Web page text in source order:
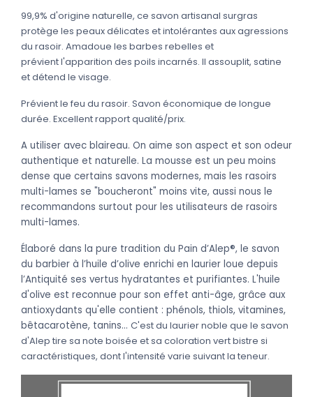
99,9% d'origine naturelle, ce savon artisanal surgras
protège les peaux délicates et intolérantes aux agressions
du rasoir. Amadoue les barbes rebelles et
prévient l'apparition des poils incarnés. Il assouplit, satine
et détend le visage.
Prévient le feu du rasoir. Savon économique de longue
durée. Excellent rapport qualité/prix.
A utiliser avec blaireau. On aime son aspect et son odeur
authentique et naturelle. La mousse est un peu moins
dense que certains savons modernes, mais les rasoirs
multi-lames se "boucheront" moins vite, aussi nous le
recommandons surtout pour les utilisateurs de rasoirs
multi-lames.
Élaboré dans la pure tradition du Pain d’Alep®, le savon
du barbier à l’huile d’olive enrichi en laurier loue depuis
l’Antiquité ses vertus hydratantes et purifiantes. L'huile
d'olive est reconnue pour son effet anti-âge, grâce aux
antioxydants qu'elle contient : phénols, thiols, vitamines,
bêtacarotène, tanins... C'est du laurier noble que le savon
d'Alep tire sa note boisée et sa coloration vert bistre si
caractéristiques, dont l'intensité varie suivant la teneur.